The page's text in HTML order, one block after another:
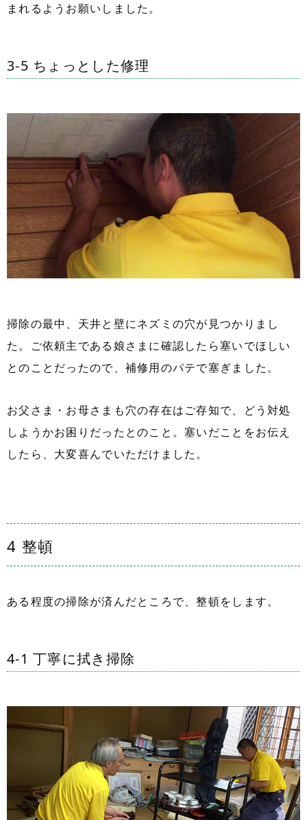
まれるようお願いしました。
3-5 ちょっとした修理
掃除の最中、天井と壁にネズミの穴が見つかりまし
た。ご依頼主である娘さまに確認したら塞いでほしい
とのことだったので、補修用のパテで塞ぎました。
お父さま・お母さまも穴の存在はご存知で、どう対処
しようかお困りだったとのこと。塞いだことをお伝え
したら、大変喜んでいただけました。
4 整頓
ある程度の掃除が済んだところで、整頓をします。
4-1 丁寧に拭き掃除